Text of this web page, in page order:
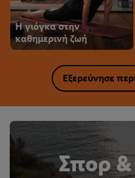
Η γιόγκα στην
καθημερινή ζωή
Εξερεύνησε
Σπορ